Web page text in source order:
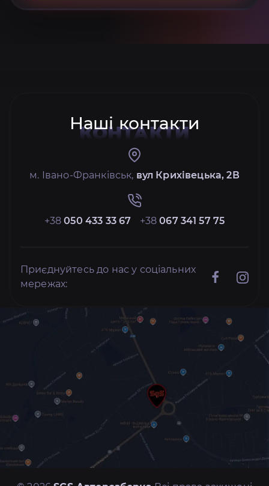
Наші контакти
КОНТАКТИ
м. Івано-Франківськ, вул Крихівецька, 2В
+38050 433 33 67 +38067 341 57 75
Приєднуйтесь до нас у соціальних
мережах: